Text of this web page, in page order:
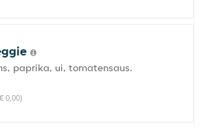
paprika, ui, tomatensaus.
0,00)